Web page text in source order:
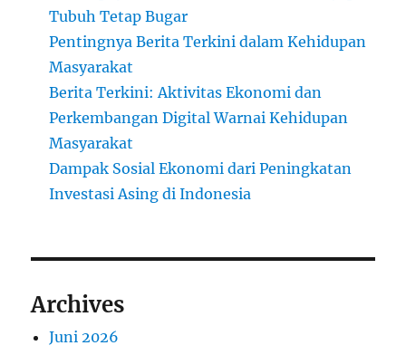
Tubuh Tetap Bugar
Pentingnya Berita Terkini dalam Kehidupan
Masyarakat
Berita Terkini: Aktivitas Ekonomi dan
Perkembangan Digital Warnai Kehidupan
Masyarakat
Dampak Sosial Ekonomi dari Peningkatan
Investasi Asing di Indonesia
Archives
Juni 2026